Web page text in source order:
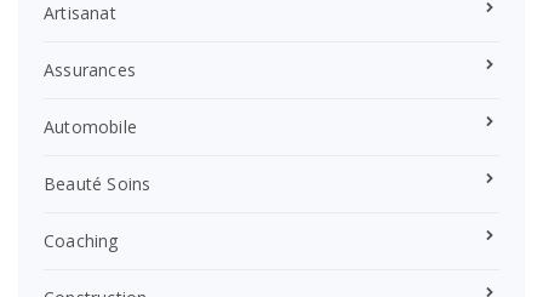
Artisanat
Assurances
Automobile
Beauté Soins
Coaching